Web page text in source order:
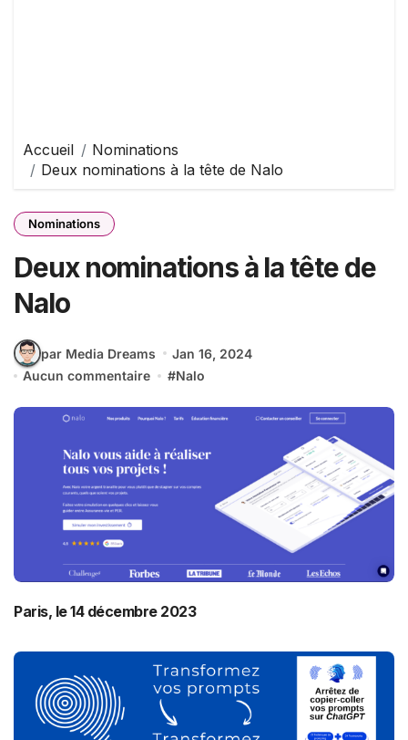
Accueil
Nominations
Deux nominations à la tête de Nalo
Nominations
Deux nominations à la tête de
Nalo
par Media Dreams
Jan 16, 2024
Aucun commentaire
#Nalo
Paris, le 14 décembre 2023